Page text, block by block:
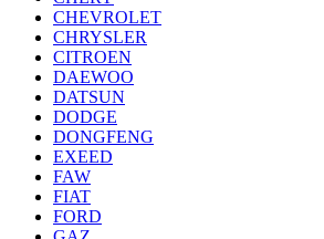
CHEVROLET
CHRYSLER
CITROEN
DAEWOO
DATSUN
DODGE
DONGFENG
EXEED
FAW
FIAT
FORD